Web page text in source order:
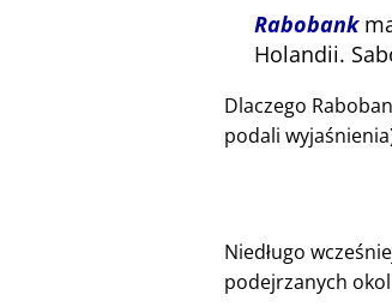
Rabobank
Holandii.
Dlaczego
podali
Niedługo
podejrzanych